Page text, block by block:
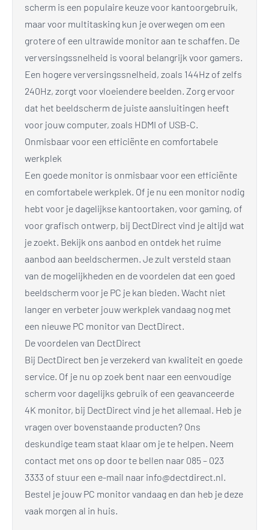
scherm is een populaire keuze voor kantoorgebruik,
maar voor multitasking kun je overwegen om een
grotere of een ultrawide monitor aan te schaffen. De
verversingssnelheid is vooral belangrijk voor gamers.
Een hogere verversingssnelheid, zoals 144Hz of zelfs
240Hz, zorgt voor vloeiendere beelden. Zorg ervoor
dat het beeldscherm de juiste aansluitingen heeft
voor jouw computer, zoals HDMI of USB-C.
Onmisbaar voor een efficiënte en comfortabele
werkplek
Een goede monitor is onmisbaar voor een efficiënte
en comfortabele werkplek. Of je nu een monitor nodig
hebt voor je dagelijkse kantoortaken, voor gaming, of
voor grafisch ontwerp, bij DectDirect vind je altijd wat
je zoekt. Bekijk ons aanbod en ontdek het ruime
aanbod aan beeldschermen. Je zult versteld staan
van de mogelijkheden en de voordelen dat een goed
beeldscherm voor je PC je kan bieden. Wacht niet
langer en verbeter jouw werkplek vandaag nog met
een nieuwe PC monitor van DectDirect.
De voordelen van DectDirect
Bij DectDirect ben je verzekerd van kwaliteit en goede
service. Of je nu op zoek bent naar een eenvoudige
scherm voor dagelijks gebruik of een geavanceerde
4K monitor, bij DectDirect vind je het allemaal. Heb je
vragen over bovenstaande producten? Ons
deskundige team staat klaar om je te helpen. Neem
contact met ons op door te bellen naar 085 – 023
3333 of stuur een e-mail naar info@dectdirect.nl
Bestel je jouw PC monitor vandaag en dan heb je deze
vaak morgen al in huis.